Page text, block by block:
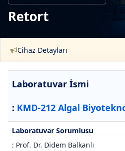
Retort
Cihaz Detayları
Laboratuvar İsmi
: KMD-212 Algal
Laboratuvar Sorumlusu
: Prof. Dr. Didem Balkanlı